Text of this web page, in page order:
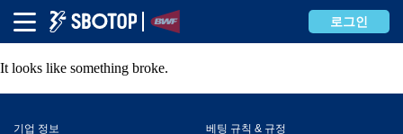
로그인
Error
It looks like something broke.
기업 정보
베팅 규칙 & 규정